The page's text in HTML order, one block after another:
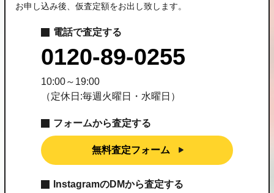
お申し込み後、仮査定額をお出し致します。
電話で査定する
0120-89-0255
10:00～19:00
（定休日:毎週火曜日・水曜日）
フォームから査定する
無料査定フォーム
InstagramのDMから査定する